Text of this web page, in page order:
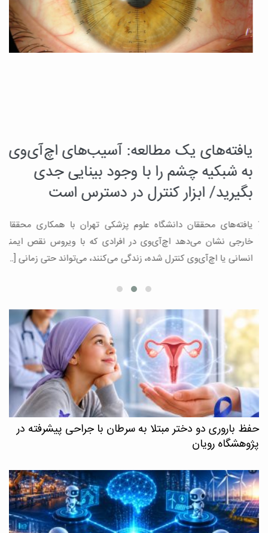
یافته‌های یک مطالعه: آسیب‌های اچ‌آی‌وی
به شبکیه چشم را با وجود بینایی جدی
بگیرید/ ابزار کنترل در دسترس است
یافته‌های محققان دانشگاه علوم پزشکی تهران با همکاری محققان
خارجی نشان می‌دهد اچ‌آی‌وی در افرادی که با ویروس نقص ایمنی
انسانی یا اچ‌آی‌وی کنترل شده، زندگی می‌کنند، می‌تواند حتی زمانی […]
حفظ باروری دو دختر مبتلا به سرطان با جراحی پیشرفته در
پژوهشگاه رویان